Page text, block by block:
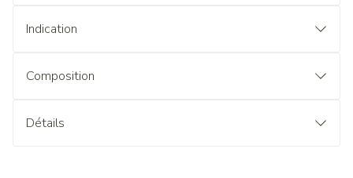
Indication
Composition
Détails